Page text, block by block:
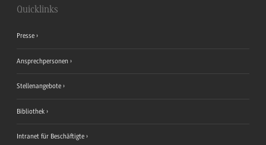
Quicklinks
Presse
Ansprechpersonen
Stellenangebote
Bibliothek
Intranet für Beschäftigte